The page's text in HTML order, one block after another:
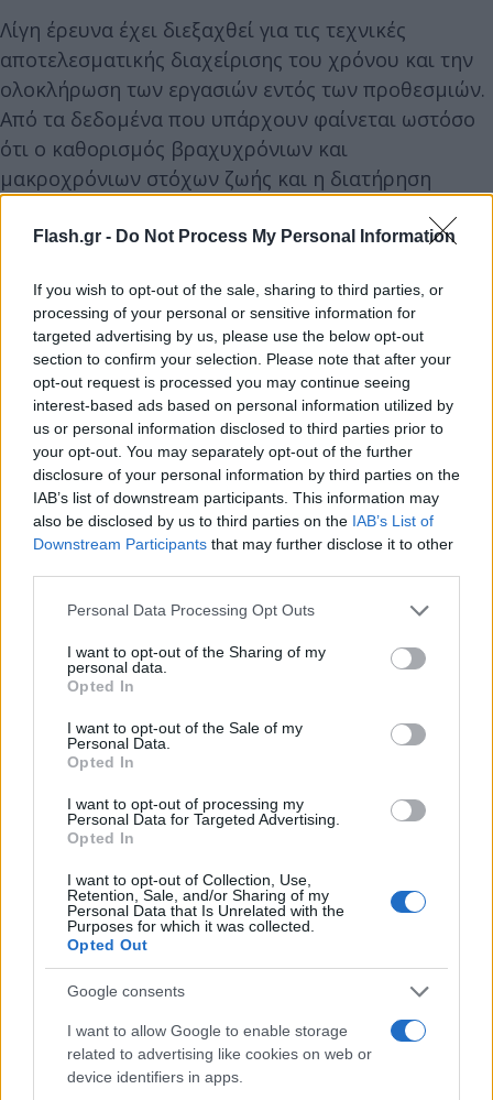
Flash.gr - Do Not Process My Personal Information
If you wish to opt-out of the sale, sharing to third parties, or
processing of your personal or sensitive information for
targeted advertising by us, please use the below opt-out
section to confirm your selection. Please note that after your
opt-out request is processed you may continue seeing
interest-based ads based on personal information utilized by
us or personal information disclosed to third parties prior to
your opt-out. You may separately opt-out of the further
disclosure of your personal information by third parties on the
IAB’s list of downstream participants. This information may
also be disclosed by us to third parties on the IAB’s List of
Downstream Participants that may further disclose it to other
Please note that this website/app uses one or more Google
not limited to your visit or usage behaviour. You may click to
grant or deny consent to Google and its third-party tags to
use your data for below specified purposes in below Google
consent section.
Personal Data Processing Opt Outs
I want to opt-out of the Sharing of my
personal data.
Opted In
I want to opt-out of the Sale of my
Personal Data.
Opted In
I want to opt-out of processing my
Personal Data for Targeted Advertising.
Opted In
I want to opt-out of Collection, Use,
Retention, Sale, and/or Sharing of my
Personal Data that Is Unrelated with the
Purposes for which it was collected.
Opted Out
Google consents
I want to allow Google to enable storage
related to advertising like cookies on web or
device identifiers in apps.
Λίγη έρευνα έχει διεξαχθεί για τις τεχνικές
αποτελεσματικής διαχείρισης του χρόνου και την
ολοκλήρωση των εργασιών εντός των προθεσμιών.
Από τα δεδομένα που υπάρχουν φαίνεται ωστόσο
ότι ο καθορισμός βραχυχρόνιων και
μακροχρόνιων στόχων ζωής και η διατήρηση
χρόνου είναι σημαντικές τεχνικές για την
διαχείριση του χρόνου δεν βρίσκεται στο να
μαθαίνει κανείς κόλπα, στο να κινηθεί γρηγορότερα
ή να κάνει τα πάντα με μηχανική
αποτελεσματικότητα. Σημασία δίνουν όλοι οι
μελετητές στο να δημιουργούμε μέρες που θα
έχουν νόημα για μας και θα μας ανταμείψουν αλλά
και θα έχουμε ένα αίσθημα ικανοποίησης με την
εκπλήρωση καθενός από τα καθήκοντά μας. Αυτό
σημαίνει όμως ότι πρέπει να γίνεται μία διάκριση,
άγχος, την αυτοαμφισβήτηση και την
αυτοκατάκριση επειδή δεν καταφέρνει να
ολοκληρώσει τις υποχρεώσεις του.
Ποια συμβουλή θα δίνατε στους αναγνώστες σε
σχέση με τον χρόνο;
Xρειάζεται να κρατάμε τα γκέμια των 4 αλόγων (4
στοιχείων), όπως ο Ηνίοχος. Να κοιτάμε δηλαδή
μπροστά. Το είπε και ο Χριστός, όταν μας
προέτρεψε να μην κοιτάμε πίσω κατά το όργωμα
και τη σπορά. Δηλαδή να μην κοιτάμε το παρελθόν
που έχει σωρεία λαθών να επιδείξει για τον καθένα
από εμάς και αυτό μας ακινητοποιεί. Ούτε στο
μέλλον γιατί και αυτό είναι άγνωστο και μας
φοβίζει. Πρέπει να μένουμε στο παρόν, στο ΤΩΡΑ